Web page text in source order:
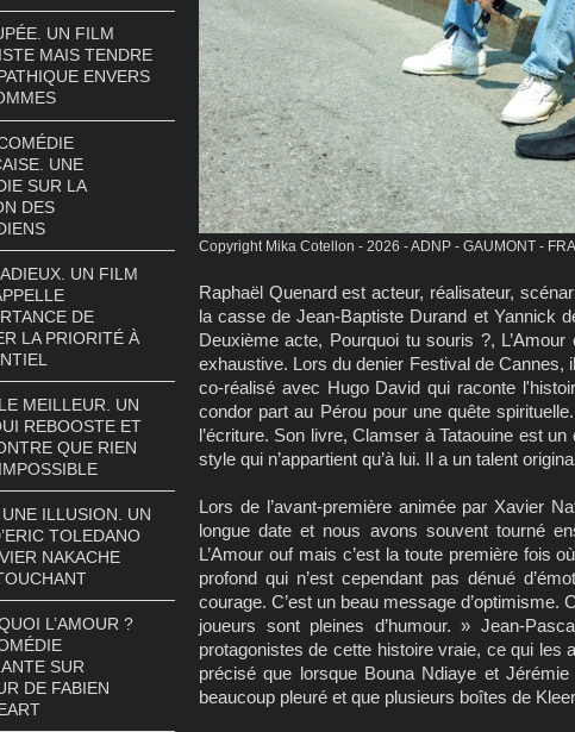
UN FILM
MAIS TENDRE
ENVERS
UNE
SUR LA
DES
UN FILM
DE
LA PRIORITÉ À
MEILLEUR. UN
REBOOSTE ET
QUE RIEN
ILLUSION. UN
TOLEDANO
NAKACHE
L’AMOUR ?
SUR
DE FABIEN
Copyright Mika Cotellon - 2026 - ADNP - GAUMONT -
Raphaël Quenard est acteur, réalisateur,
la casse de Jean-Baptiste Durand et Yannick
Deuxième acte, Pourquoi tu souris ?,
exhaustive. Lors du denier Festival de
co-réalisé avec Hugo David qui raconte
condor part au Pérou pour une quête
l’écriture. Son livre, Clamser à Tataouine est
style qui n’appartient qu’à lui. Il a un talent
Lors de l’avant-première animée par Xavier
longue date et nous avons souvent tourné
L’Amour ouf mais c’est la toute première fois
profond qui n’est cependant pas dénué
courage. C’est un beau message
joueurs sont pleines d’humour. » Jean-
protagonistes de cette histoire vraie, ce qui les
précisé que lorsque Bouna Ndiaye et
beaucoup pleuré et que plusieurs boîtes de